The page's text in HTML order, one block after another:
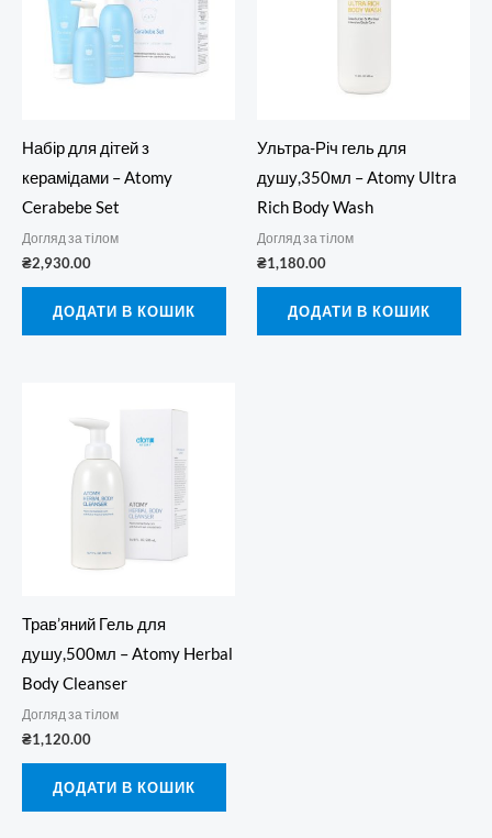
Набір для дітей з
керамідами – Atomy
Cerabebe Set
Догляд за тілом
₴2,930.00
ДОДАТИ В КОШИК
Ультра-Річ гель для
душу,350мл – Atomy Ultra
Rich Body Wash
Догляд за тілом
₴1,180.00
ДОДАТИ В КОШИК
Трав’яний Гель для
душу,500мл – Atomy Herbal
Body Cleanser
Догляд за тілом
₴1,120.00
ДОДАТИ В КОШИК